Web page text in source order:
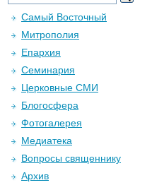
Самый Восточный
Митрополия
Епархия
Семинария
Церковные СМИ
Блогосфера
Фотогалерея
Медиатека
Вопросы священнику
Архив